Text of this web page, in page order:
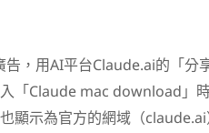
，用AI平台Claude.ai的「分
「Claude mac download」
顯示為官方的網域（